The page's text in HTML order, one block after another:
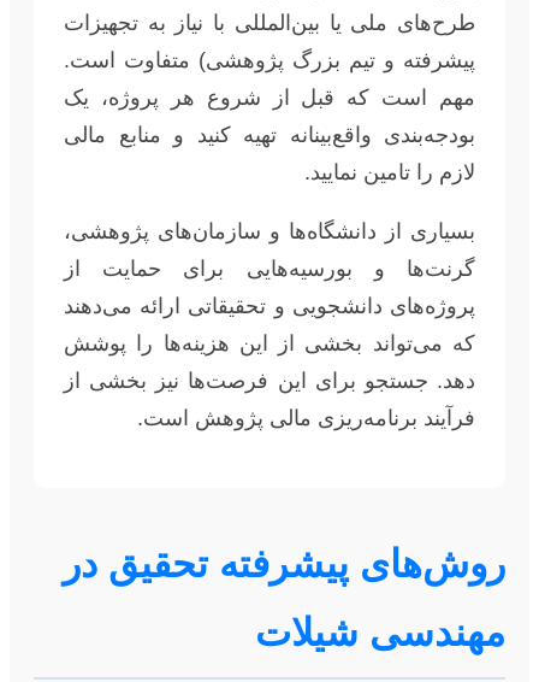
طرح‌های ملی یا بین‌المللی با نیاز به تجهیزات
پیشرفته و تیم بزرگ پژوهشی) متفاوت است.
مهم است که قبل از شروع هر پروژه، یک
بودجه‌بندی واقع‌بینانه تهیه کنید و منابع مالی
لازم را تامین نمایید.
بسیاری از دانشگاه‌ها و سازمان‌های پژوهشی،
گرنت‌ها و بورسیه‌هایی برای حمایت از
پروژه‌های دانشجویی و تحقیقاتی ارائه می‌دهند
که می‌تواند بخشی از این هزینه‌ها را پوشش
دهد. جستجو برای این فرصت‌ها نیز بخشی از
فرآیند برنامه‌ریزی مالی پژوهش است.
روش‌های پیشرفته تحقیق در
مهندسی شیلات